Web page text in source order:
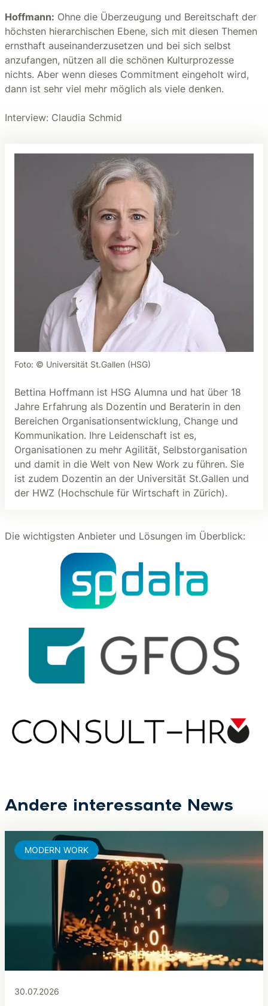
Hoffmann: Ohne die Überzeugung und Bereitschaft der
höchsten hierarchischen Ebene, sich mit diesen Themen
ernsthaft auseinanderzusetzen und bei sich selbst
anzufangen, nützen all die schönen Kulturprozesse
nichts. Aber wenn dieses Commitment eingeholt wird,
dann ist sehr viel mehr möglich als viele denken.
Interview: Claudia Schmid
Foto: © Universität St.Gallen (HSG)
Bettina Hoffmann ist HSG Alumna und hat über 18
Jahre Erfahrung als Dozentin und Beraterin in den
Bereichen Organisationsentwicklung, Change und
Kommunikation. Ihre Leidenschaft ist es,
Organisationen zu mehr Agilität, Selbstorganisation
und damit in die Welt von New Work zu führen. Sie
ist zudem Dozentin an der Universität St.Gallen und
der HWZ (Hochschule für Wirtschaft in Zürich).
Die wichtigsten Anbieter und Lösungen im Überblick:
Andere interessante News
30.07.2026
MODERN WORK